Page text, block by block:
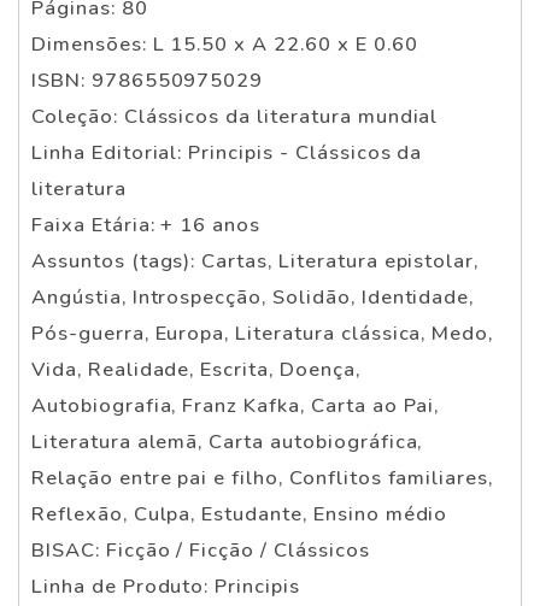
Páginas: 80
Dimensões: L 15.50 x A 22.60 x E 0.60
ISBN: 9786550975029
Coleção: Clássicos da literatura mundial
Linha Editorial: Principis - Clássicos da
literatura
Faixa Etária: + 16 anos
Assuntos (tags): Cartas, Literatura epistolar,
Angústia, Introspecção, Solidão, Identidade,
Pós-guerra, Europa, Literatura clássica, Medo,
Vida, Realidade, Escrita, Doença,
Autobiografia, Franz Kafka, Carta ao Pai,
Literatura alemã, Carta autobiográfica,
Relação entre pai e filho, Conflitos familiares,
Reflexão, Culpa, Estudante, Ensino médio
BISAC: Ficção / Ficção / Clássicos
Linha de Produto: Principis